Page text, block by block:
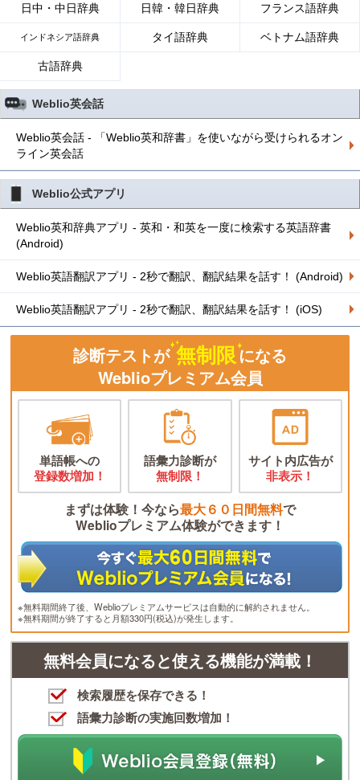
日中・中日辞典 日韓・韓日辞典 フランス語辞典
インドネシア語辞典 タイ語辞典 ベトナム語辞典
古語辞典
Weblio英会話
Weblio英会話 - 「Weblio英和辞書」を使いながら受けられるオン
ライン英会話
Weblio公式アプリ
Weblio英和辞典アプリ - 英和・和英を一度に検索する英語辞書
(Android)
Weblio英語翻訳アプリ - 2秒で翻訳、翻訳結果を話す！ (Android)
Weblio英語翻訳アプリ - 2秒で翻訳、翻訳結果を話す！ (iOS)
診断テストが 無制限になる
Weblioプレミアム会員
単語帳への
登録数増加！
語彙力診断が
無制限！
サイト内広告が
非表示！
まずは体験！今なら最大６０日間無料で
Weblioプレミアム体験ができます！
※無料期間終了後、Weblioプレミアムサービスは自動的に解約されません。
※無料期間が終了すると月額330円(税込)が発生します。
無料会員になると使える機能が満載！
検索履歴を保存できる！
語彙力診断の実施回数増加！